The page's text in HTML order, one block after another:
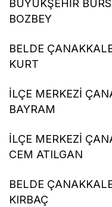
BÜYÜKŞEHİR
BOZBEY
BELDE
KURT
İLÇE MERKEZİ
BAYRAM
İLÇE MERKEZİ
CEM ATILGAN
BELDE
KIRBAÇ